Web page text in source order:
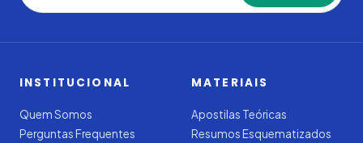
INSTITUCIONAL
Quem Somos
Perguntas Frequentes
MATERIAIS
Apostilas Teóricas
Resumos Esquematizados